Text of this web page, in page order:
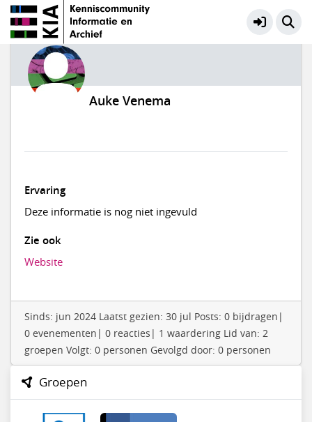
Auke Venema
Ervaring
Deze informatie is nog niet ingevuld
Zie ook
Website
Sinds: jun 2024 Laatst gezien: 30 jul Posts: 0 bijdragen|
0 evenementen| 0 reacties| 1 waardering Lid van: 2
groepen Volgt: 0 personen Gevolgd door: 0 personen
Groepen